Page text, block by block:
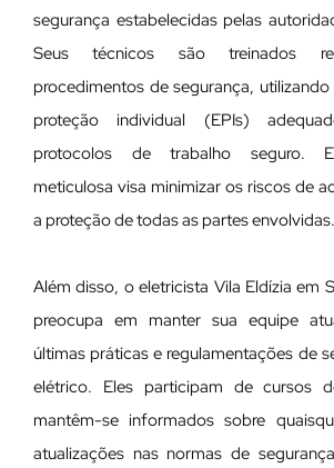
segurança estabelecidas pelas
Seus técnicos são treinados
procedimentos de segurança,
proteção individual (EPIs)
protocolos de trabalho seguro.
meticulosa visa minimizar os riscos de
a proteção de todas as partes envolvidas.
Além disso, o eletricista Vila Eldízia em
preocupa em manter sua equipe
últimas práticas e regulamentações de
elétrico. Eles participam de cursos
mantêm-se informados sobre
atualizações nas normas de